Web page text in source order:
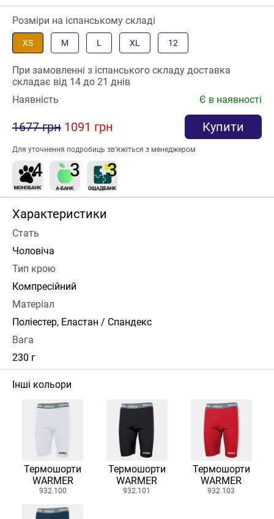
Розміри на іспанському складі
XS M L XL 12
При замовленні з іспанського складу доставка
складає від 14 до 21 днів
Наявність
Є в наявності
1677 грн 1091 грн Купити
Для уточнення подробиць зв’яжіться з менеджером
Характеристики
Стать
Чоловіча
Тип крою
Компресійний
Матеріал
Поліестер, Еластан / Спандекс
Вага
230 г
Інші кольори
Термошорти
WARMER
932.100
Термошорти
WARMER
932.101
Термошорти
WARMER
932.103